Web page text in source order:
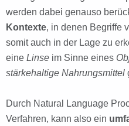
werden dabei genauso
Kontexte, in denen Begriffe
somit auch in der Lage zu
eine Linse im Sinne eines
stärkehaltige Nahrungsmittel
Durch Natural Language
Verfahren, kann also ein